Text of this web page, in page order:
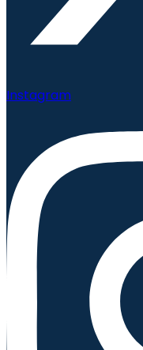
Instagram